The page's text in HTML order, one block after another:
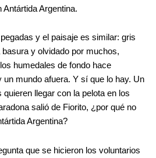
Argentina.
y el paisaje es similar: gris
y olvidado por muchos,
humedales de fondo hace
un mundo afuera. Y sí que lo hay. Un
llegar con la pelota en los
salió de Fiorito, ¿por qué no
Argentina?
que se hicieron los voluntarios